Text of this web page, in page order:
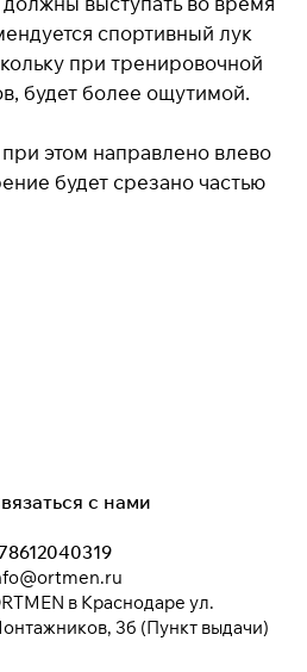
спортивный лук
при тренировочной
будет более ощутимой.
этом направлено влево
будет срезано частью
с нами
в Краснодаре ул.
3б (Пункт выдачи)